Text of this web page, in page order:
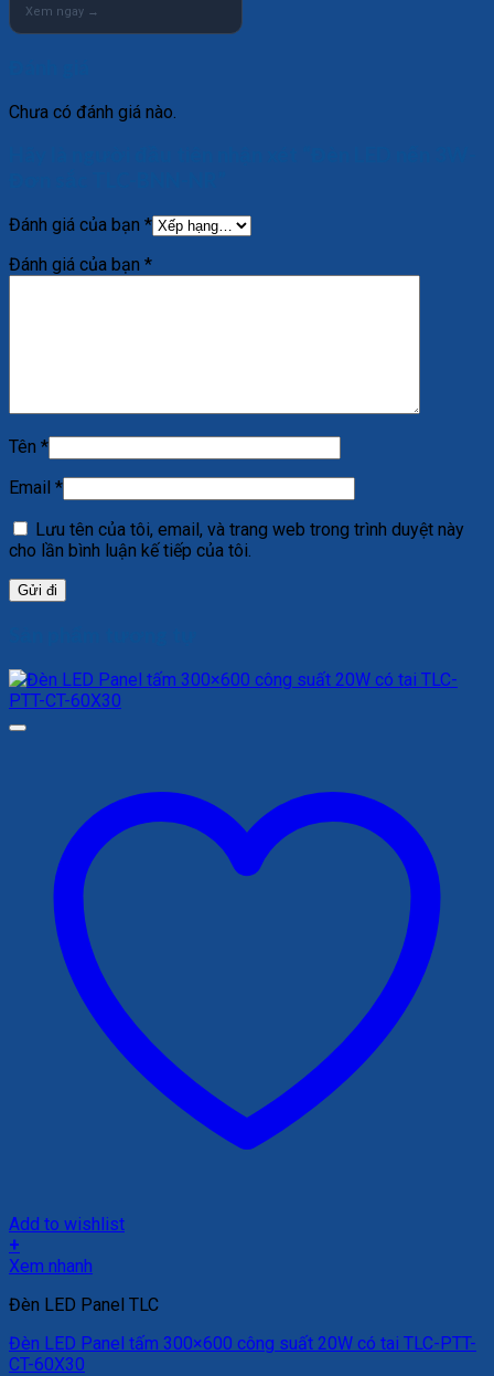
Chưa có đánh giá nào.
Đánh giá của bạn *
Đánh giá của bạn *
Tên *
Email *
Lưu tên của tôi, email, và trang web trong trình duyệt này
cho lần bình luận kế tiếp của tôi.
Add to wishlist
+
Xem nhanh
Đèn LED Panel TLC
Đèn LED Panel tấm 300×600 công suất 20W có tai TLC-PTT-
CT-60X30